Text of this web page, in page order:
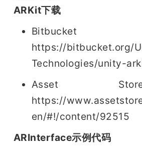
ARKit下载
https://bitbucket.org/
Technologies/unity-
Asset
https://
en/#!/content/92515
ARInterface示例代码